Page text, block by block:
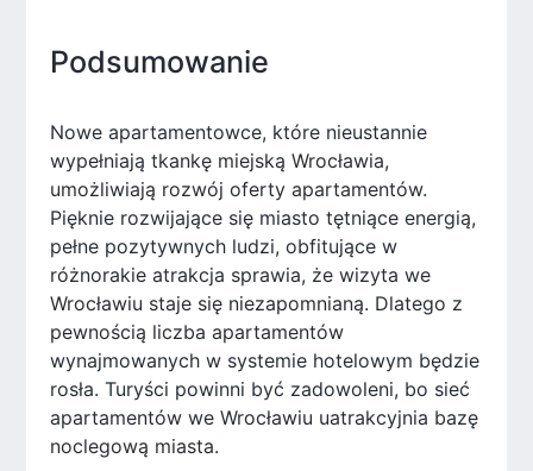
Podsumowanie
Nowe apartamentowce, które nieustannie
wypełniają tkankę miejską Wrocławia,
umożliwiają rozwój oferty apartamentów.
Pięknie rozwijające się miasto tętniące energią,
pełne pozytywnych ludzi, obfitujące w
różnorakie atrakcja sprawia, że wizyta we
Wrocławiu staje się niezapomnianą. Dlatego z
pewnością liczba apartamentów
wynajmowanych w systemie hotelowym będzie
rosła. Turyści powinni być zadowoleni, bo sieć
apartamentów we Wrocławiu uatrakcyjnia bazę
noclegową miasta.